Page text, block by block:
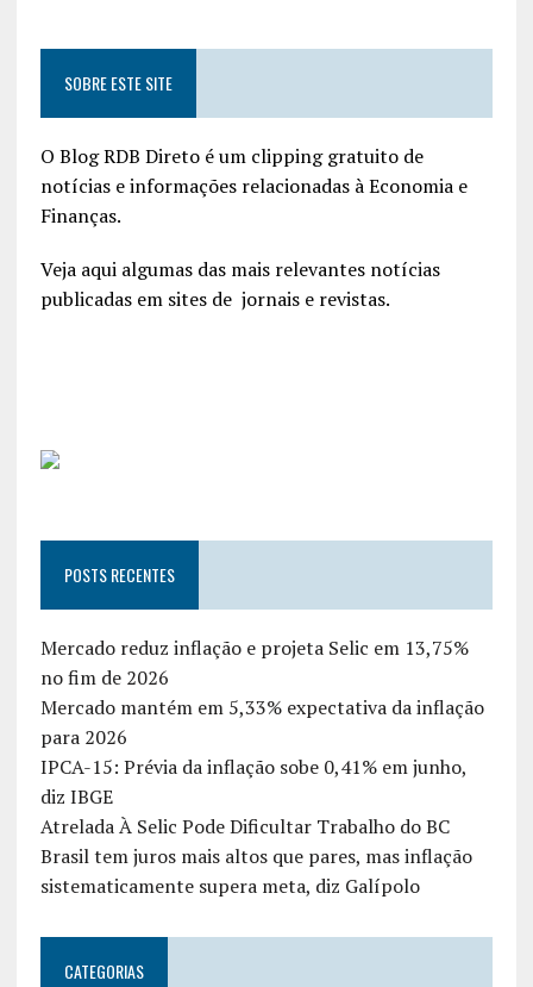
SOBRE ESTE SITE
O Blog RDB Direto é um clipping gratuito de
notícias e informações relacionadas à Economia e
Finanças.
Veja aqui algumas das mais relevantes notícias
publicadas em sites de jornais e revistas.
POSTS RECENTES
Mercado reduz inflação e projeta Selic em 13,75%
no fim de 2026
Mercado mantém em 5,33% expectativa da inflação
para 2026
IPCA-15: Prévia da inflação sobe 0,41% em junho,
diz IBGE
Atrelada À Selic Pode Dificultar Trabalho do BC
Brasil tem juros mais altos que pares, mas inflação
sistematicamente supera meta, diz Galípolo
CATEGORIAS